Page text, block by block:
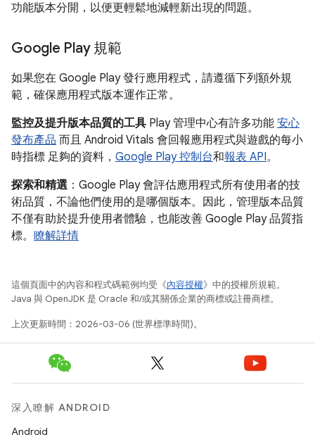
功能版本分開，以便更輕鬆地減輕新出現的問題。
Google Play 規範
如果您在 Google Play 發行應用程式，請遵循下列額外規
範，確保應用程式版本運作正常。
監控及提升版本品質的工具 Play 管理中心有許多功能 安心
發布產品 而且 Android Vitals 會回報應用程式與遊戲的每小
時指標 足夠的資料， Google Play 控制台和報表 API。
探索和精選 ：Google Play 會評估應用程式所有使用者的技
術品質，不論他們使用的是哪個版本。因此，管理版本品質
不僅有助於提升使用者體驗，也能改善 Google Play 品質指
標。 瞭解詳情
這個頁面中的內容和程式碼範例均受《內容授權》中的授權所規範。
Java 與 OpenJDK 是 Oracle 和/或其關係企業的商標或註冊商標。
上次更新時間：2026-03-06 (世界標準時間)。
深入瞭解 ANDROID
Android